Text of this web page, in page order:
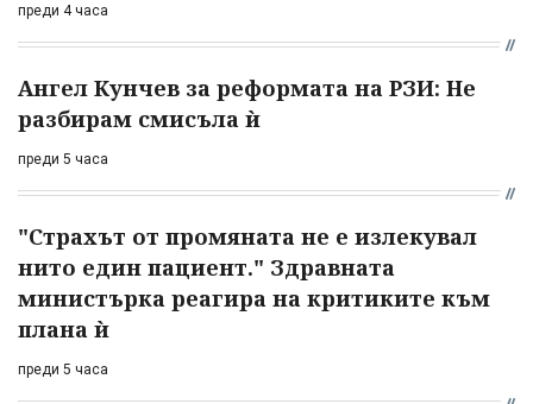
преди 4 часа
Ангел Кунчев за реформата на РЗИ: Не
разбирам смисъла ѝ
преди 5 часа
"Страхът от промяната не е излекувал
нито един пациент." Здравната
министърка реагира на критиките към
плана ѝ
преди 5 часа